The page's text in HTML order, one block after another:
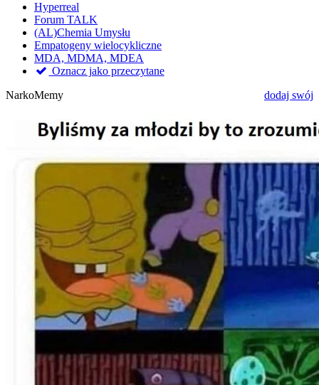
Hyperreal
Forum TALK
(AL)Chemia Umysłu
Empatogeny wielocykliczne
MDA, MDMA, MDEA
Oznacz jako przeczytane
NarkoMemy
dodaj swój